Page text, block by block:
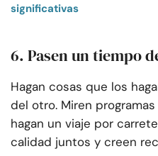
significativas
6. Pasen un tiempo
Hagan cosas que los
del otro. Miren
hagan un viaje por
calidad juntos y creen